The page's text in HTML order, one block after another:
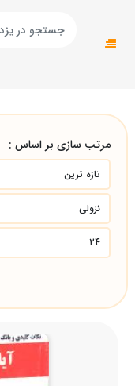
صفحه اصلی
الهیات و معارف
مرتب سازی بر اساس :